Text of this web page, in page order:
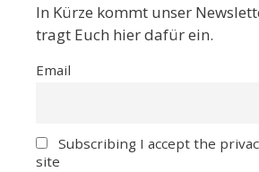
In Kürze kommt unser
tragt Euch hier dafür ein.
Email
Subscribing I accept the
site